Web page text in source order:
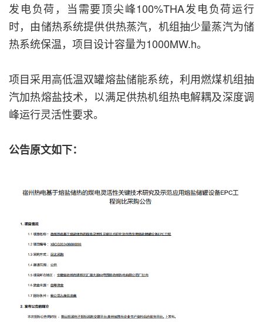
发电负荷，当需要顶尖峰100%THA发电负荷运行
时，由储热系统提供供热蒸汽，机组抽少量蒸汽为储
热系统保温，项目设计容量为1000MW.h。
项目采用高低温双罐熔盐储能系统，利用燃煤机组抽
汽加热熔盐技术，以满足供热机组热电解耦及深度调
峰运行灵活性要求。
公告原文如下：